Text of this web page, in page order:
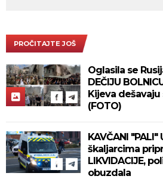
PROČITAJTE JOŠ
Oglasila se
DEČIJU
Kijeva
(FOTO)
KAVČANI "PALI"
škaljarcima
LIKVIDACIJE,
obuzdala